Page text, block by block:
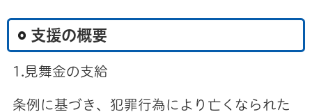
支援の概要
1.見舞金の支給
条例に基づき、犯罪行為により亡くなられた